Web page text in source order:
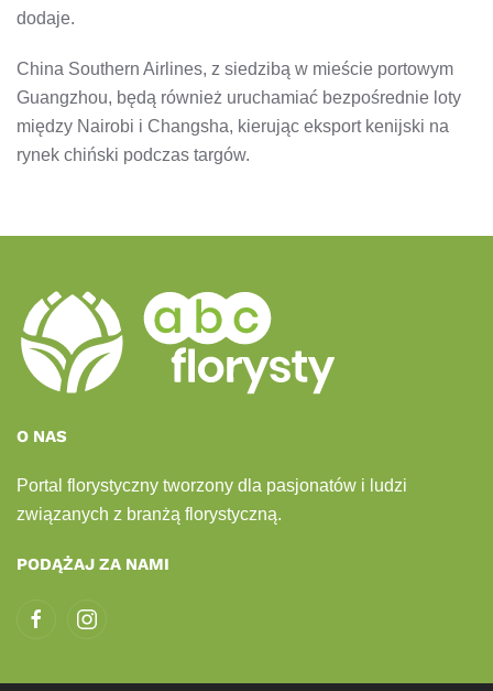
dodaje.
China Southern Airlines, z siedzibą w mieście portowym
Guangzhou, będą również uruchamiać bezpośrednie loty
między Nairobi i Changsha, kierując eksport kenijski na
rynek chiński podczas targów.
O NAS
Portal florystyczny tworzony dla pasjonatów i ludzi
związanych z branżą florystyczną.
PODĄŻAJ ZA NAMI